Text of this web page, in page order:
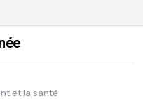
et la santé